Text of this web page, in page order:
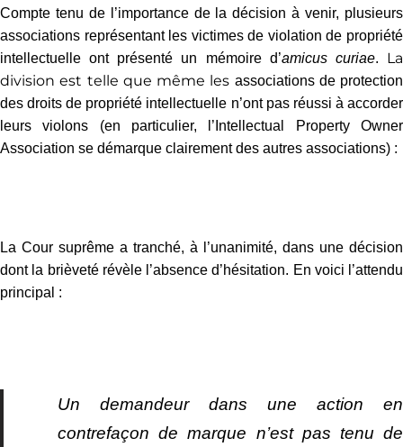
Compte tenu de l’importance de la décision à venir, plusieurs
associations représentant les victimes de violation de propriété
intellectuelle ont présenté un mémoire d’amicus curiae. La
division est telle que même les associations de protection
des droits de propriété intellectuelle n’ont pas réussi à accorder
leurs violons (en particulier, l’Intellectual Property Owner
Association se démarque clairement des autres associations) :
La Cour suprême a tranché, à l’unanimité, dans une décision
dont la brièveté révèle l’absence d’hésitation. En voici l’attendu
principal :
Un demandeur dans une action en
contrefaçon de marque n’est pas tenu de